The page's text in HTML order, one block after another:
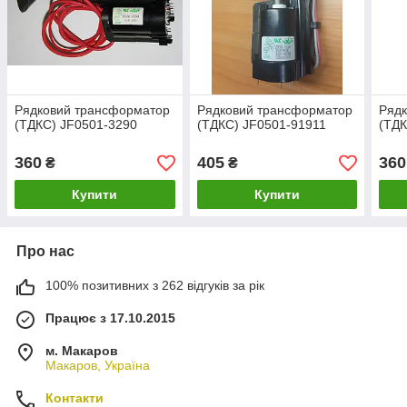
Рядковий трансформатор
(ТДКС) JF0501-3290
360 ₴
Купити
Рядковий трансформатор
(ТДКС) JF0501-91911
405₴
Купити
360
Про нас
100% позитивних з 262 відгуків за рік
Працює з 17.10.2015
м. Макаров
Макаров, Україна
Контакти